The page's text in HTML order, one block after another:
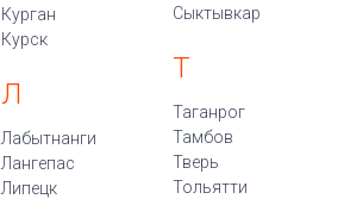
Курган
Курск
Л
Лабытнанги
Лангепас
Липецк
Сыктывкар
Т
Таганрог
Тамбов
Тверь
Тольятти